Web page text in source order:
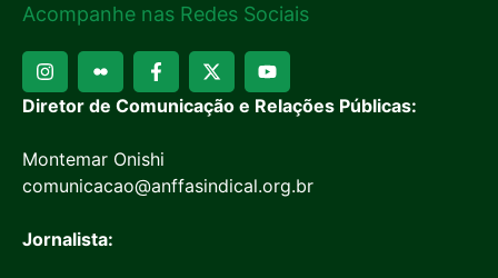
Acompanhe nas Redes Sociais
Diretor de Comunicação e Relações Públicas:
Montemar Onishi
comunicacao@anffasindical.org.br
Jornalista: